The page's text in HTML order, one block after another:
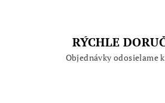
RÝCHLE
Objednávky odosielame